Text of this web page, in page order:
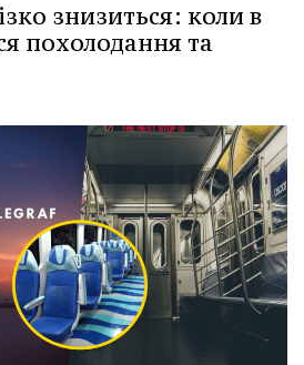
знизиться: коли в
похолодання та